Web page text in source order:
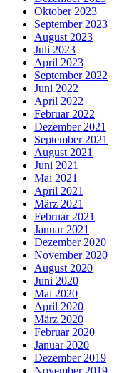
Oktober 2023
September 2023
August 2023
Juli 2023
April 2023
September 2022
Juni 2022
April 2022
Februar 2022
Dezember 2021
September 2021
August 2021
Juni 2021
Mai 2021
April 2021
März 2021
Februar 2021
Januar 2021
Dezember 2020
November 2020
August 2020
Juni 2020
Mai 2020
April 2020
März 2020
Februar 2020
Januar 2020
Dezember 2019